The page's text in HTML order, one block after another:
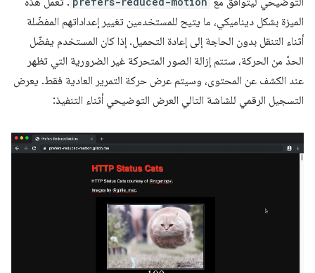
الميزة بشكل ديناميكي، ما يتيح للمستخدمين تغيير إعداداتهم المفضّلة
أثناء التنقل بدون الحاجة إلى إعادة التحميل. إذا كان المستخدم يفضّل
الحدّ من الحركة، ستتم إزالة الصور المتحركة غير الضرورية التي تظهر
عند الكشف عن المحتوى، وسيتم عرض حركة التمرير العادية فقط. يعرض
التسجيل الرقمي للشاشة التالي العرض التوضيحي أثناء التنفيذ: